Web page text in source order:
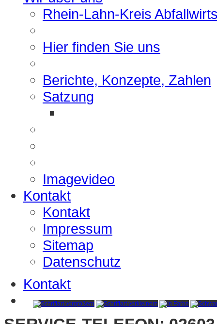
Rhein-Lahn-Kreis
Hier finden Sie uns
Berichte, Konzepte, Zahlen
Satzung
Imagevideo
Kontakt
Kontakt
Impressum
Sitemap
Datenschutz
Kontakt